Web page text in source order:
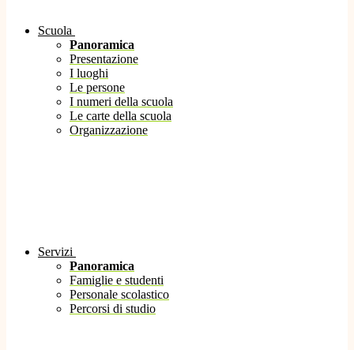
Scuola
Panoramica
Presentazione
I luoghi
Le persone
I numeri della scuola
Le carte della scuola
Organizzazione
Servizi
Panoramica
Famiglie e studenti
Personale scolastico
Percorsi di studio